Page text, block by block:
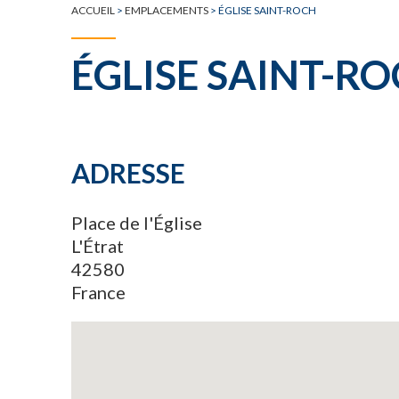
ACCUEIL > EMPLACEMENTS > ÉGLISE SAINT-ROCH
ÉGLISE SAINT-
ADRESSE
Place de l'Église
L'Étrat
42580
France